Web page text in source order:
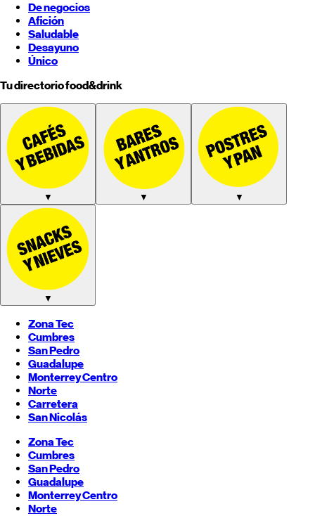
De negocios
Afición
Saludable
Desayuno
Único
Tu directorio food&drink
▼ ▼ ▼
▼
Zona Tec
Cumbres
San Pedro
Guadalupe
MonterreyCentro
Norte
Carretera
San Nicolás
Zona Tec
Cumbres
San Pedro
Guadalupe
MonterreyCentro
Norte